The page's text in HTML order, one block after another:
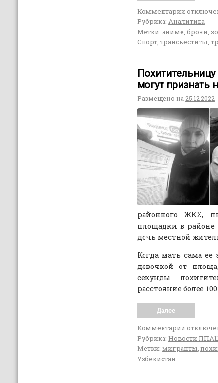
Комментарии
Рубрика: Аналитика
Метки: аниме, брони,
Спорт, трансвеститы,
могут признать
Размещено на 25.12.2022
районного ЖКХ,
площадки в районе
дочь местной
Когда мать сама ее
девочкой от
секунды
расстояние более
Далее
Комментарии
Рубрика: Новости
Метки: мигранты
Узбекистан